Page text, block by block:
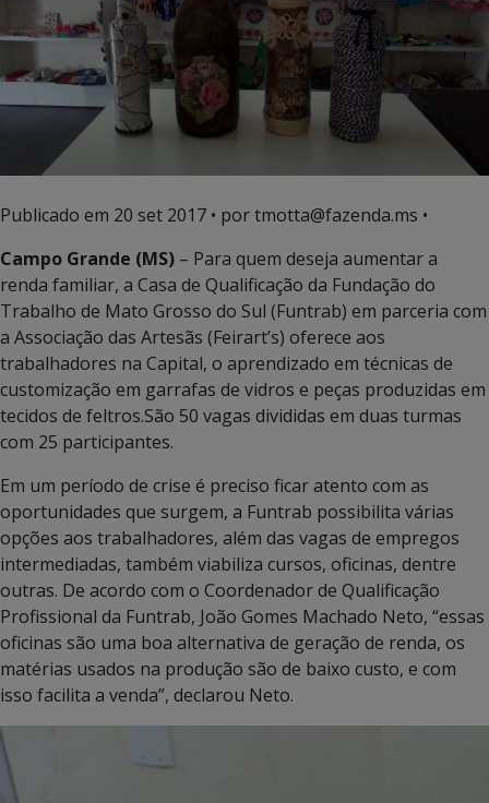
Publicado em 20 set 2017 • por tmotta@fazenda.ms •
Campo Grande (MS) – Para quem deseja aumentar a
renda familiar, a Casa de Qualificação da Fundação do
Trabalho de Mato Grosso do Sul (Funtrab) em parceria com
a Associação das Artesãs (Feirart’s) oferece aos
trabalhadores na Capital, o aprendizado em técnicas de
customização em garrafas de vidros e peças produzidas em
tecidos de feltros.São 50 vagas divididas em duas turmas
com 25 participantes.
Em um período de crise é preciso ficar atento com as
oportunidades que surgem, a Funtrab possibilita várias
opções aos trabalhadores, além das vagas de empregos
intermediadas, também viabiliza cursos, oficinas, dentre
outras. De acordo com o Coordenador de Qualificação
Profissional da Funtrab, João Gomes Machado Neto, “essas
oficinas são uma boa alternativa de geração de renda, os
matérias usados na produção são de baixo custo, e com
isso facilita a venda”, declarou Neto.